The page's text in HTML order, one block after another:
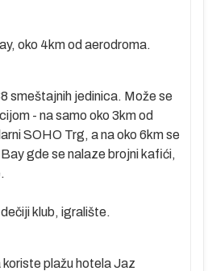
oko 4km od aerodroma.
smeštajnih jedinica. Može se
- na samo oko 3km od
SOHO Trg, a na oko 6km se
gde se nalaze brojni kafići,
klub, igralište.
plažu hotela Jaz